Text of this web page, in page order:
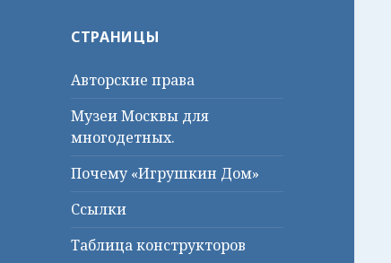
СТРАНИЦЫ
Авторские права
Музеи Москвы для
многодетных.
Почему «Игрушкин Дом»
Ссылки
Таблица конструкторов